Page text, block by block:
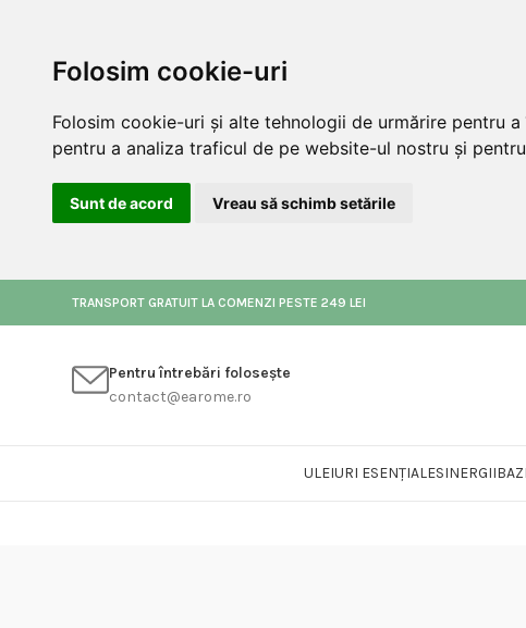
Folosim cookie-uri
Folosim cookie-uri și alte tehnologii de urmărire pentru
pentru a analiza traficul de pe website-ul nostru și
Sunt de acord Vreau să schimb setările
TRANSPORT GRATUIT LA COMENZI PESTE 249 LEI
Pentru întrebări folosește
contact@earome.ro
ULEIURI ESENȚIALESINERGII